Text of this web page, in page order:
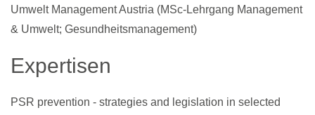
Umwelt Management Austria (MSc-Lehrgang Management
& Umwelt; Gesundheitsmanagement)
Expertisen
PSR prevention - strategies and legislation in selected